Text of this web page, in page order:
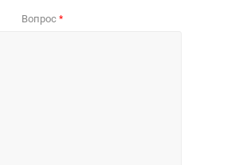
Вопрос *